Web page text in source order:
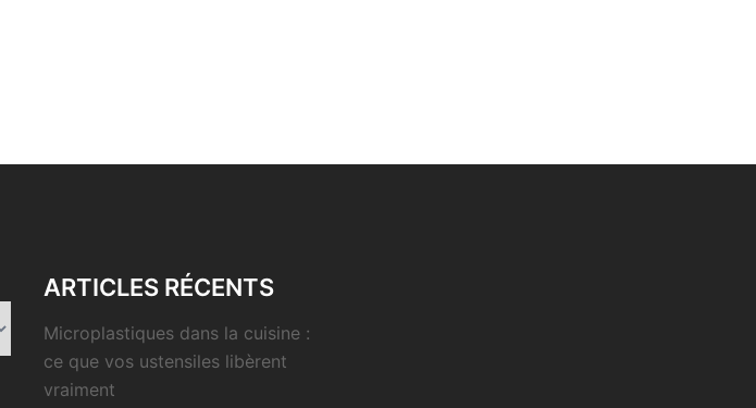
ARTICLES RÉCENTS
Microplastiques dans la cuisine :
ce que vos ustensiles libèrent
vraiment